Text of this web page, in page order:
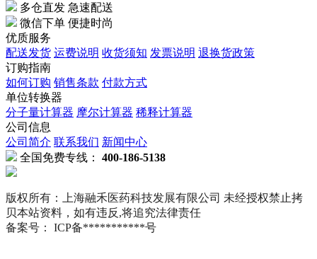
多仓直发 急速配送
微信下单 便捷时尚
优质服务
配送发货 运费说明 收货须知 发票说明 退换货政策
订购指南
如何订购 销售条款 付款方式
单位转换器
分子量计算器 摩尔计算器 稀释计算器
公司信息
公司简介 联系我们 新闻中心
全国免费专线： 400-186-5138
版权所有：上海融禾医药科技发展有限公司 未经授权禁止拷
贝本站资料，如有违反,将追究法律责任
备案号： ICP备***********号